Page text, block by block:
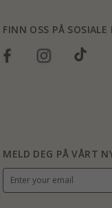
FINN OSS PÅ SOSIALE
MELD DEG PÅ VÅRT